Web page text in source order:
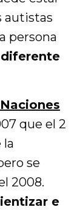
autistas
persona
que el 2
la
se
2008.
e